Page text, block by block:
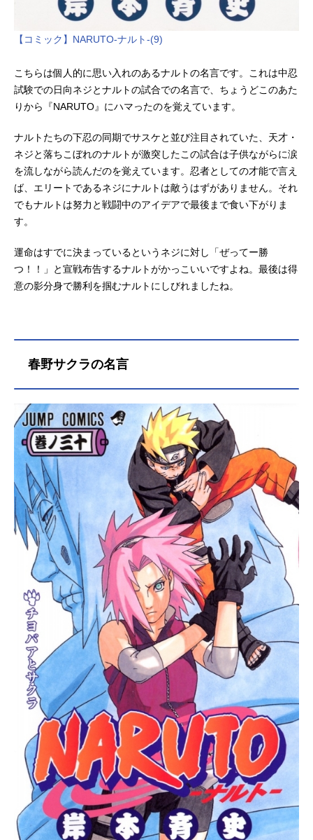
【コミック】NARUTO-ナルト-(9)
こちらは個人的に思い入れのあるナルトの名言です。これは中忍
試験での日向ネジとナルトの試合での名言で、ちょうどこのあた
りから『NARUTO』にハマったのを覚えています。
ナルトたちの下忍の同期でサスケと並び注目されていた、天才・
ネジと落ちこぼれのナルトが激突したこの試合は子供ながらに涙
を流しながら読んだのを覚えています。忍者としての才能で言え
ば、エリートであるネジにナルトは敵うはずがありません。それ
でもナルトは努力と戦闘中のアイデアで最後まで食い下がりま
す。
運命はすでに決まっているというネジに対し「ぜってー勝
つ！！」と宣戦布告するナルトがかっこいいですよね。最後は得
意の影分身で勝利を掴むナルトにしびれましたね。
春野サクラの名言